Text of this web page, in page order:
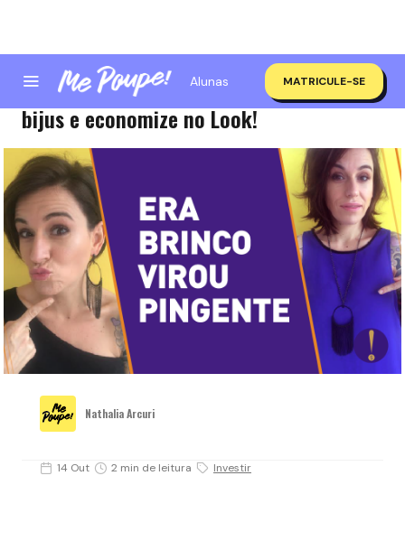
Alunas MATRICULE-SE
Era brinco, virou pingente! Recicle suas
bijus e economize no Look!
Nathalia Arcuri
14 Out 2 min de leitura Investir